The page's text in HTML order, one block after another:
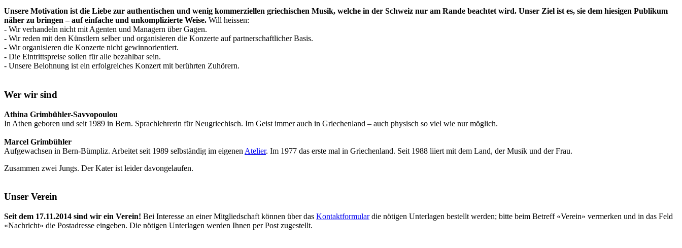
Unsere Motivation ist die Liebe zur authentischen und wenig kommerziellen griechischen Musik, welche in der Schweiz nur am Rande beachtet wird. Unser Ziel ist es, sie dem hiesigen Publikum
näher zu bringen – auf einfache und unkomplizierte Weise. Will heissen:
- Wir verhandeln nicht mit Agenten und Managern über Gagen.
- Wir reden mit den Künstlern selber und organisieren die Konzerte auf partnerschaftlicher Basis.
- Wir organisieren die Konzerte nicht gewinnorientiert.
- Die Eintrittspreise sollen für alle bezahlbar sein.
- Unsere Belohnung ist ein erfolgreiches Konzert mit berührten Zuhörern.
Wer wir sind
Athina Grimbühler-Savvopoulou
In Athen geboren und seit 1989 in Bern. Sprachlehrerin für Neugriechisch. Im Geist immer auch in Griechenland – auch physisch so viel wie nur möglich.
Marcel Grimbühler
Aufgewachsen in Bern-Bümpliz. Arbeitet seit 1989 selbständig im eigenen Atelier. Im 1977 das erste mal in Griechenland. Seit 1988 liiert mit dem Land, der Musik und der Frau.
Zusammen zwei Jungs. Der Kater ist leider davongelaufen.
Unser Verein
Seit dem 17.11.2014 sind wir ein Verein! Bei Interesse an einer Mitgliedschaft können über das Kontaktformulardie nötigen Unterlagen bestellt werden; bitte beim Betreff «Verein» vermerken und in das Feld
«Nachricht» die Postadresse eingeben. Die nötigen Unterlagen werden Ihnen per Post zugestellt.